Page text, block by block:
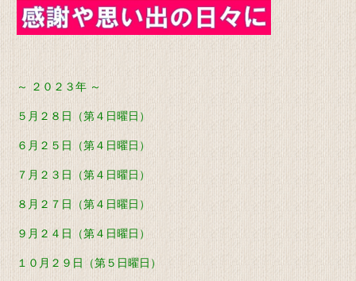
～ ２０２３年 ～
５月２８日（第４日曜日）
６月２５日（第４日曜日）
７月２３日（第４日曜日）
８月２７日（第４日曜日）
９月２４日（第４日曜日）
１０月２９日（第５日曜日）